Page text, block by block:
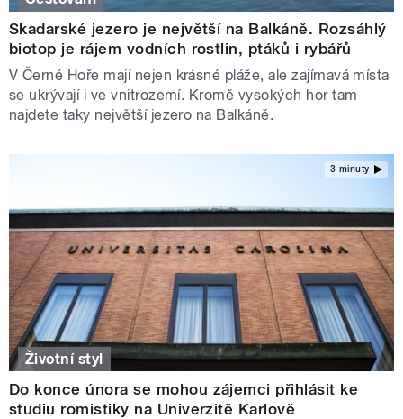
Skadarské jezero je největší na Balkáně. Rozsáhlý
biotop je rájem vodních rostlin, ptáků i rybářů
V Černé Hoře mají nejen krásné pláže, ale zajímavá místa
se ukrývají i ve vnitrozemí. Kromě vysokých hor tam
najdete taky největší jezero na Balkáně.
3 minuty
Životní styl
Do konce února se mohou zájemci přihlásit ke
studiu romistiky na Univerzitě Karlově